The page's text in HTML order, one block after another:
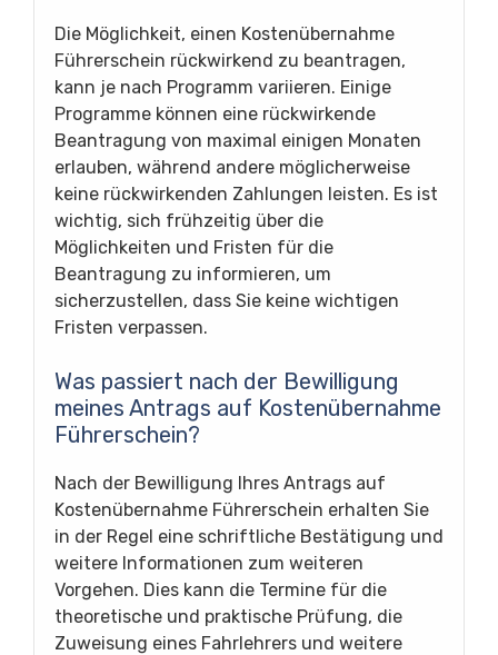
Die Möglichkeit, einen Kostenübernahme
Führerschein rückwirkend zu beantragen,
kann je nach Programm variieren. Einige
Programme können eine rückwirkende
Beantragung von maximal einigen Monaten
erlauben, während andere möglicherweise
keine rückwirkenden Zahlungen leisten. Es ist
wichtig, sich frühzeitig über die
Möglichkeiten und Fristen für die
Beantragung zu informieren, um
sicherzustellen, dass Sie keine wichtigen
Fristen verpassen.
Was passiert nach der Bewilligung
meines Antrags auf Kostenübernahme
Führerschein?
Nach der Bewilligung Ihres Antrags auf
Kostenübernahme Führerschein erhalten Sie
in der Regel eine schriftliche Bestätigung und
weitere Informationen zum weiteren
Vorgehen. Dies kann die Termine für die
theoretische und praktische Prüfung, die
Zuweisung eines Fahrlehrers und weitere